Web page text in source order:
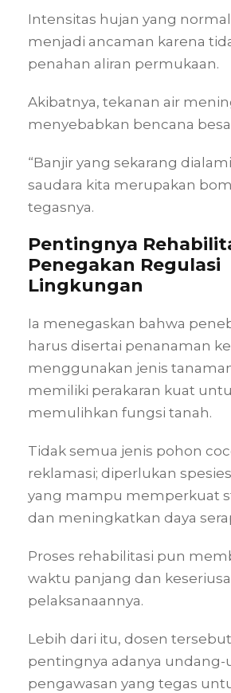
Intensitas hujan yang
menjadi ancaman karena
penahan aliran permukaan.
Akibatnya, tekanan air
menyebabkan bencana
“Banjir yang sekarang
saudara kita merupakan
tegasnya.
Pentingnya
Penegakan Regulasi
Lingkungan
Ia menegaskan bahwa
harus disertai penanaman
menggunakan jenis
memiliki perakaran kuat
memulihkan fungsi tanah.
Tidak semua jenis pohon
reklamasi; diperlukan
yang mampu memperkuat
dan meningkatkan daya
Proses rehabilitasi pun
waktu panjang dan
pelaksanaannya.
Lebih dari itu, dosen
pentingnya adanya undang-
pengawasan yang tegas